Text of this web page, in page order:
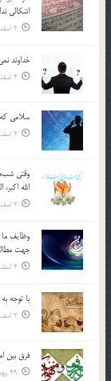
اشكالي
2 اسفند 96
خداوند
2 اسفند 96
سلامي كه بعد از
2 اسفند 96
وقتي
الله
2 اسفند 96
وظايف
جهت
2 اسفند 96
با توجه
2 اسفند 96
فرق بين
29 بهمن 96